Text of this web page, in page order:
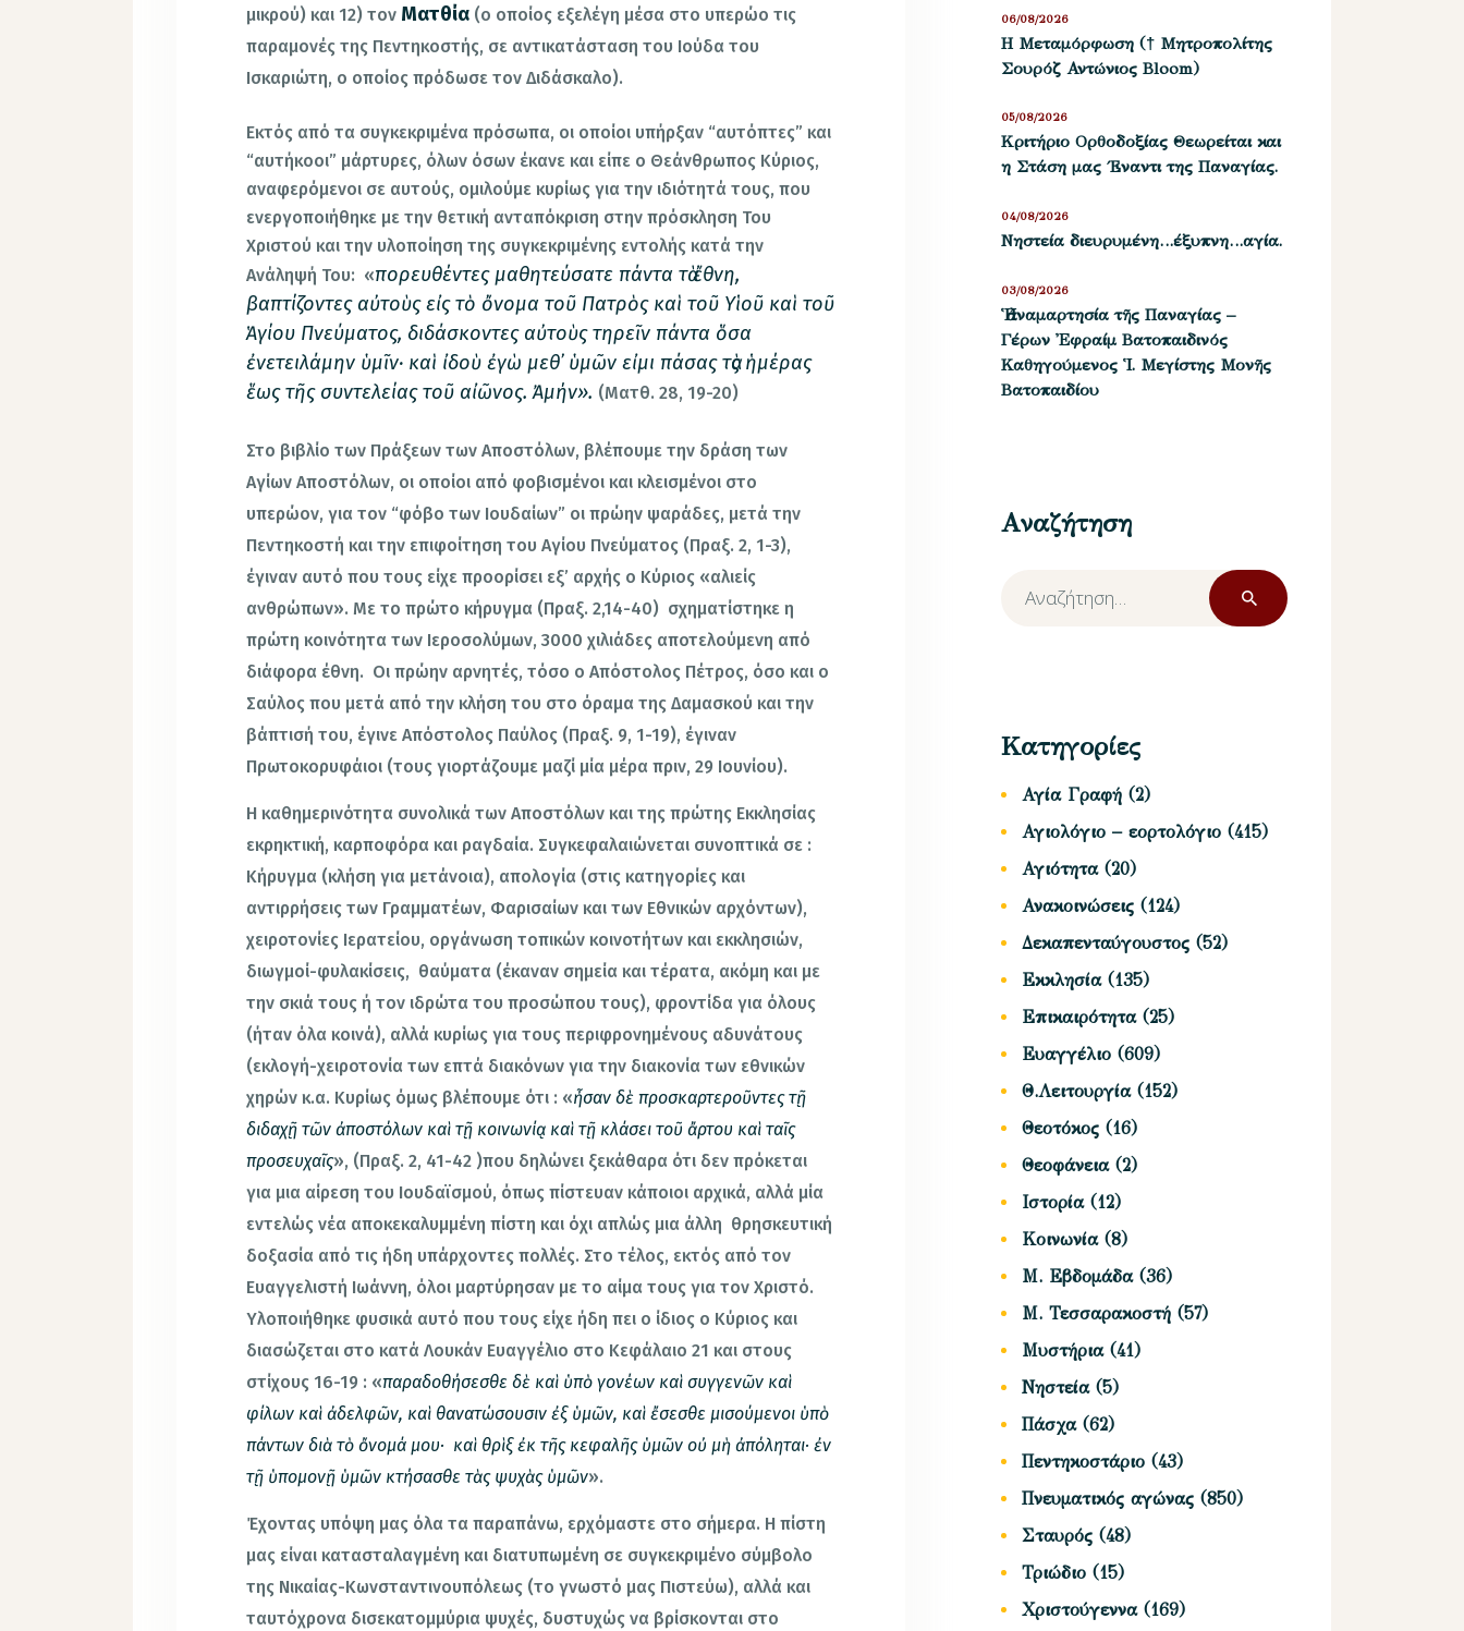
μικρού) και 12) τον Ματθία (ο οποίος εξελέγη μέσα στο υπερώο τις
παραμονές της Πεντηκοστής, σε αντικατάσταση του Ιούδα του
Ισκαριώτη, ο οποίος πρόδωσε τον Διδάσκαλο).
Εκτός από τα συγκεκριμένα πρόσωπα, οι οποίοι υπήρξαν “αυτόπτες” και
“αυτήκοοι” μάρτυρες, όλων όσων έκανε και είπε ο Θεάνθρωπος Κύριος,
αναφερόμενοι σε αυτούς, ομιλούμε κυρίως για την ιδιότητά τους, που
ενεργοποιήθηκε με την θετική ανταπόκριση στην πρόσκληση Του
Χριστού και την υλοποίηση της συγκεκριμένης εντολής κατά την
Ανάληψή Του: «πορευθέντες μαθητεύσατε πάντα τὰ ἔθνη,
βαπτίζοντες αὐτοὺς εἰς τὸ ὄνομα τοῦ Πατρὸς καὶ τοῦ Υἱοῦ καὶ τοῦ
Ἁγίου Πνεύματος, διδάσκοντες αὐτοὺς τηρεῖν πάντα ὅσα
ἐνετειλάμην ὑμῖν· καὶ ἰδοὺ ἐγὼ μεθ᾿ ὑμῶν εἰμι πάσας τὰς ἡμέρας
ἕως τῆς συντελείας τοῦ αἰῶνος. Ἀμήν». (Ματθ. 28, 19-20)
Στο βιβλίο των Πράξεων των Αποστόλων, βλέπουμε την δράση των
Αγίων Αποστόλων, οι οποίοι από φοβισμένοι και κλεισμένοι στο
υπερώον, για τον “φόβο των Ιουδαίων” οι πρώην ψαράδες, μετά την
Πεντηκοστή και την επιφοίτηση του Αγίου Πνεύματος (Πραξ. 2, 1-3),
έγιναν αυτό που τους είχε προορίσει εξ’ αρχής ο Κύριος «αλιείς
ανθρώπων». Με το πρώτο κήρυγμα (Πραξ. 2,14-40) σχηματίστηκε η
πρώτη κοινότητα των Ιεροσολύμων, 3000 χιλιάδες αποτελούμενη από
διάφορα έθνη. Οι πρώην αρνητές, τόσο ο Απόστολος Πέτρος, όσο και ο
Σαύλος που μετά από την κλήση του στο όραμα της Δαμασκού και την
βάπτισή του, έγινε Απόστολος Παύλος (Πραξ. 9, 1-19), έγιναν
Πρωτοκορυφάιοι (τους γιορτάζουμε μαζί μία μέρα πριν, 29 Ιουνίου).
Η καθημερινότητα συνολικά των Αποστόλων και της πρώτης Εκκλησίας
εκρηκτική, καρποφόρα και ραγδαία. Συγκεφαλαιώνεται συνοπτικά σε :
Κήρυγμα (κλήση για μετάνοια), απολογία (στις κατηγορίες και
αντιρρήσεις των Γραμματέων, Φαρισαίων και των Εθνικών αρχόντων),
χειροτονίες Ιερατείου, οργάνωση τοπικών κοινοτήτων και εκκλησιών,
διωγμοί-φυλακίσεις, θαύματα (έκαναν σημεία και τέρατα, ακόμη και με
την σκιά τους ή τον ιδρώτα του προσώπου τους), φροντίδα για όλους
(ήταν όλα κοινά), αλλά κυρίως για τους περιφρονημένους αδυνάτους
(εκλογή-χειροτονία των επτά διακόνων για την διακονία των εθνικών
χηρών κ.α. Κυρίως όμως βλέπουμε ότι : «ἦσαν δὲ προσκαρτεροῦντες τῇ
διδαχῇ τῶν ἀποστόλων καὶ τῇ κοινωνίᾳ καὶ τῇ κλάσει τοῦ ἄρτου καὶ ταῖς
προσευχαῖς», (Πραξ. 2, 41-42 )που δηλώνει ξεκάθαρα ότι δεν πρόκεται
για μια αίρεση του Ιουδαϊσμού, όπως πίστευαν κάποιοι αρχικά, αλλά μία
εντελώς νέα αποκεκαλυμμένη πίστη και όχι απλώς μια άλλη θρησκευτική
δοξασία από τις ήδη υπάρχοντες πολλές. Στο τέλος, εκτός από τον
Ευαγγελιστή Ιωάννη, όλοι μαρτύρησαν με το αίμα τους για τον Χριστό.
Υλοποιήθηκε φυσικά αυτό που τους είχε ήδη πει ο ίδιος ο Κύριος και
διασώζεται στο κατά Λουκάν Ευαγγέλιο στο Κεφάλαιο 21 και στους
στίχους 16-19 : «παραδοθήσεσθε δὲ καὶ ὑπὸ γονέων καὶ συγγενῶν καὶ
φίλων καὶ ἀδελφῶν, καὶ θανατώσουσιν ἐξ ὑμῶν, καὶ ἔσεσθε μισούμενοι ὑπὸ
πάντων διὰ τὸ ὄνομά μου· καὶ θρὶξ ἐκ τῆς κεφαλῆς ὑμῶν οὐ μὴ ἀπόληται· ἐν
τῇ ὑπομονῇ ὑμῶν κτήσασθε τὰς ψυχὰς ὑμῶν».
Έχοντας υπόψη μας όλα τα παραπάνω, ερχόμαστε στο σήμερα. Η πίστη
μας είναι κατασταλαγμένη και διατυπωμένη σε συγκεκριμένο σύμβολο
της Νικαίας-Κωνσταντινουπόλεως (το γνωστό μας Πιστεύω), αλλά και
ταυτόχρονα δισεκατομμύρια ψυχές, δυστυχώς να βρίσκονται στο
Η Μεταμόρφωση († Μητροπολίτης
Σουρόζ Αντώνιος Bloom)
06/08/2026
Kριτήριο Oρθοδοξίας Θεωρείται και
η Στάση μας ΄Εναντι της Παναγίας.
05/08/2026
Νηστεία διευρυμένη…έξυπνη…αγία.
04/08/2026
Ἡ ἀναμαρτησία τῆς Παναγίας –
Γέρων Ἐφραίμ Βατοπαιδινός
Καθηγούμενος Ἱ. Μεγίστης Μονῆς
Βατοπαιδίου
03/08/2026
Αναζήτηση
Αναζήτηση
για:
Κατηγορίες
Αγία Γραφή (2)
Αγιολόγιο – εορτολόγιο (415)
Αγιότητα(20)
Ανακοινώσεις (124)
Δεκαπενταύγουστος (52)
Εκκλησία(135)
Επικαιρότητα(25)
Ευαγγέλιο (609)
Θ.Λειτουργία(152)
Θεοτόκος (16)
Θεοφάνεια(2)
Ιστορία(12)
Κοινωνία(8)
Μ. Εβδομάδα(36)
Μ. Τεσσαρακοστή (57)
Μυστήρια(41)
Νηστεία(5)
Πάσχα(62)
Πεντηκοστάριο (43)
Πνευματικός αγώνας (850)
Σταυρός (48)
Τριώδιο (15)
Χριστούγεννα(169)